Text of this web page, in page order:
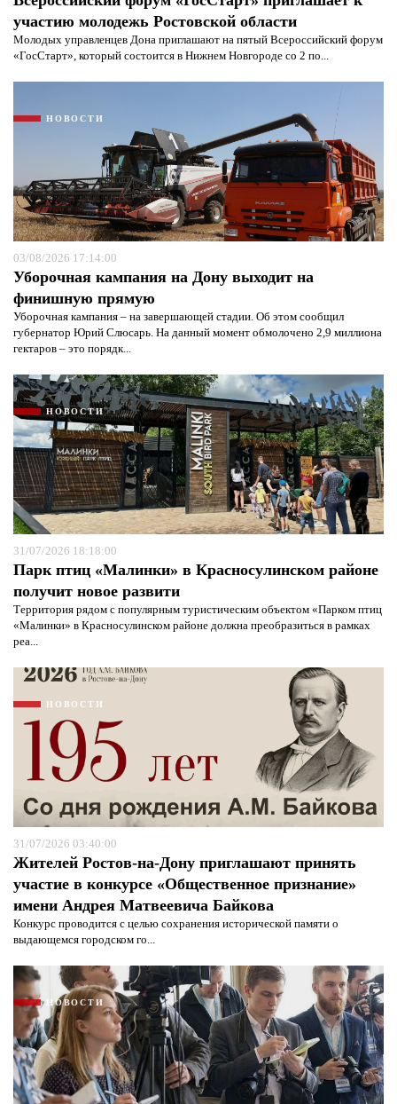
участию молодежь Ростовской области
Молодых управленцев Дона приглашают на пятый Всероссийский форум
«ГосСтарт», который состоится в Нижнем Новгороде со 2 по...
НОВОСТИ
03/08/2026 17:14:00
Уборочная кампания на Дону выходит на
финишную прямую
Уборочная кампания – на завершающей стадии. Об этом сообщил
губернатор Юрий Слюсарь. На данный момент обмолочено 2,9 миллиона
гектаров – это порядк...
НОВОСТИ
31/07/2026 18:18:00
Парк птиц «Малинки» в Красносулинском районе
получит новое развити
Территория рядом с популярным туристическим объектом «Парком птиц
«Малинки» в Красносулинском районе должна преобразиться в рамках
реа...
НОВОСТИ
31/07/2026 03:40:00
Жителей Ростов-на-Дону приглашают принять
участие в конкурсе «Общественное признание»
имени Андрея Матвеевича Байкова
Конкурс проводится с целью сохранения исторической памяти о
выдающемся городском го...
НОВОСТИ
Я согласен сполитикой конфиденциальности и
защиты информации*
Я согласен сполитикой конфиденциальности и
защиты информации*